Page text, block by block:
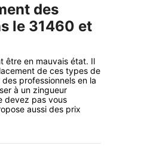
des
le 31460 et
être en mauvais état. Il
de ces types de
professionnels en la
à un zingueur
devez pas vous
aussi des prix